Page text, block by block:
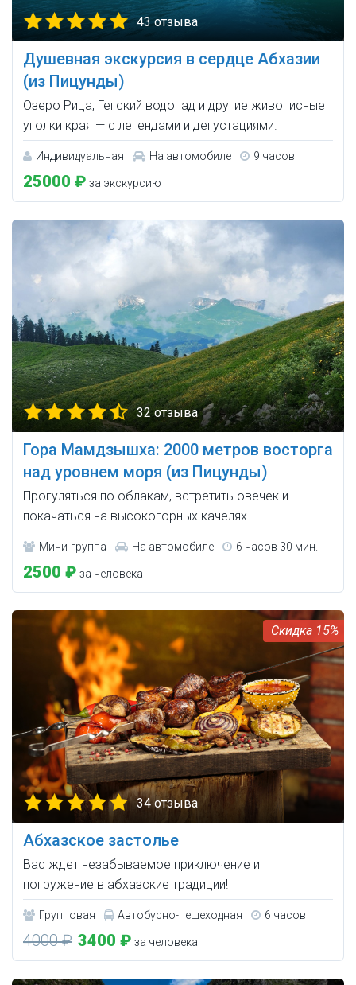
43 отзыва
Душевная экскурсия в сердце Абхазии
(из Пицунды)
Озеро Рица, Гегский водопад и другие живописные
уголки края — с легендами и дегустациями.
Индивидуальная На автомобиле 9 часов
25000 ₽ за экскурсию
32 отзыва
Гора Мамдзышха: 2000 метров восторга
над уровнем моря (из Пицунды)
Прогуляться по облакам, встретить овечек и
покачаться на высокогорных качелях.
Мини-группа На автомобиле 6 часов 30 мин.
2500 ₽ за человека
15%
34 отзыва
Абхазское застолье
Вас ждет незабываемое приключение и
погружение в абхазские традиции!
Групповая Автобусно-пешеходная 6 часов
4000 ₽ 3400 ₽ за человека